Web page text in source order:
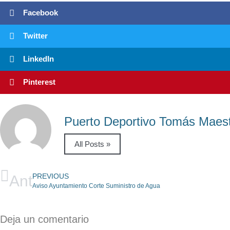
Facebook
Twitter
LinkedIn
Pinterest
Puerto Deportivo Tomás
All Posts »
AntPREVIOUS
Aviso Ayuntamiento Corte Suministro de Agua
Deja un comentario